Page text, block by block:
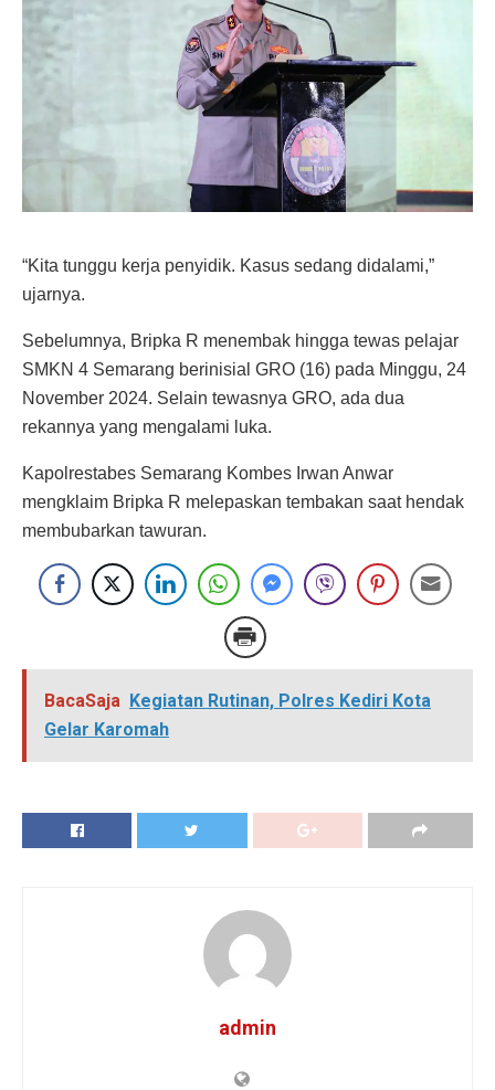
“Kita tunggu kerja penyidik. Kasus sedang didalami,”
ujarnya.
Sebelumnya, Bripka R menembak hingga tewas pelajar
SMKN 4 Semarang berinisial GRO (16) pada Minggu, 24
November 2024. Selain tewasnya GRO, ada dua
rekannya yang mengalami luka.
Kapolrestabes Semarang Kombes Irwan Anwar
mengklaim Bripka R melepaskan tembakan saat hendak
membubarkan tawuran.
BacaSaja Kegiatan Rutinan, Polres Kediri Kota
Gelar Karomah
admin